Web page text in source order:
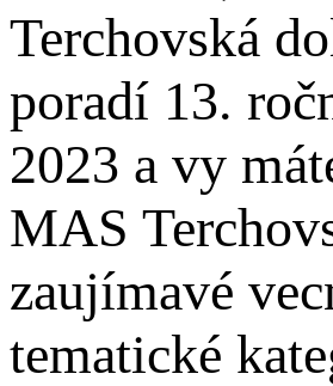
Terchovská
poradí 13.
2023 a vy
MAS
zaujímavé
tematické